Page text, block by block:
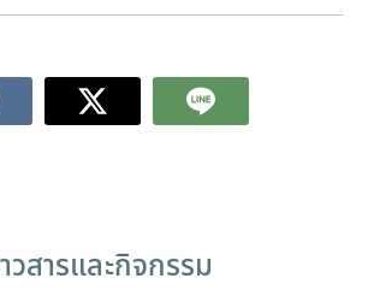
วสารและกิจกรรม